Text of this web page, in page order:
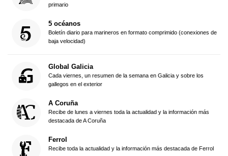
primario
5 océanos
Boletín diario para marineros en formato comprimido (conexiones de
baja velocidad)
Global Galicia
Cada viernes, un resumen de la semana en Galicia y sobre los
gallegos en el exterior
A Coruña
Recibe de lunes a viernes toda la actualidad y la información más
destacada de A Coruña
Ferrol
Recibe toda la actualidad y la información más destacada de Ferrol